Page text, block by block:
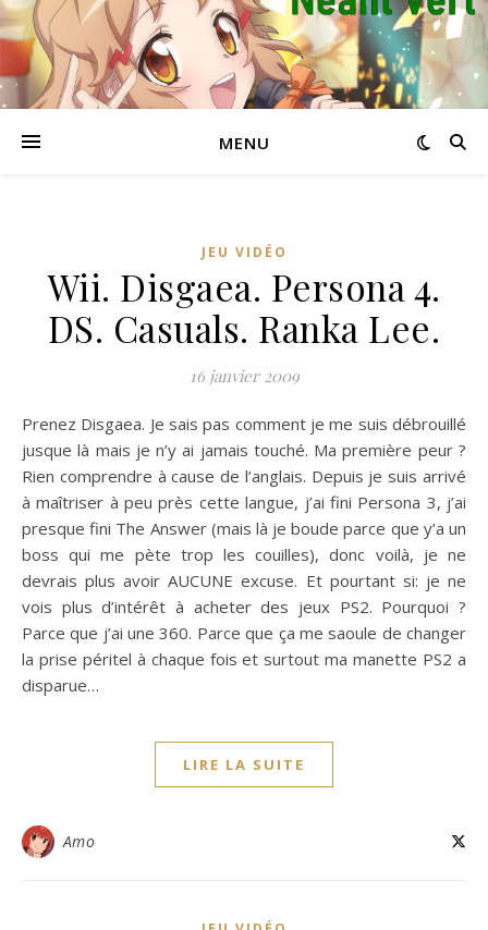
MENU
JEU VIDÉO
Wii. Disgaea. Persona 4.
DS. Casuals. Ranka Lee.
16 janvier 2009
Prenez Disgaea. Je sais pas comment je me suis débrouillé
jusque là mais je n’y ai jamais touché. Ma première peur ?
Rien comprendre à cause de l’anglais. Depuis je suis arrivé
à maîtriser à peu près cette langue, j’ai fini Persona 3, j’ai
presque fini The Answer (mais là je boude parce que y’a un
boss qui me pète trop les couilles), donc voilà, je ne
devrais plus avoir AUCUNE excuse. Et pourtant si: je ne
vois plus d’intérêt à acheter des jeux PS2. Pourquoi ?
Parce que j’ai une 360. Parce que ça me saoule de changer
la prise péritel à chaque fois et surtout ma manette PS2 a
disparue…
LIRE LA SUITE
Amo